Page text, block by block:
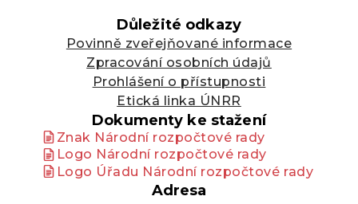
Důležité odkazy
Povinně zveřejňované informace
Zpracování osobních údajů
Prohlášení o přístupnosti
Etická linka ÚNRR
Dokumenty ke stažení
Znak Národní rozpočtové rady
Logo Národní rozpočtové rady
Logo Úřadu Národní rozpočtové rady
Adresa